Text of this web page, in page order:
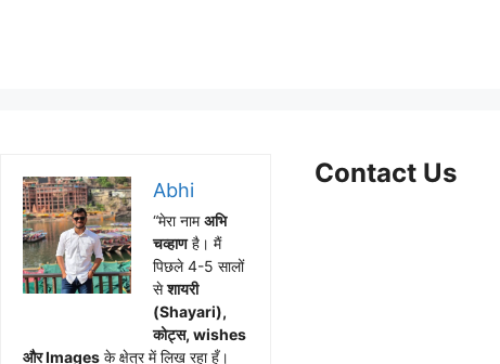
Abhi
“मेरा नामअभि
चव्हाणहै। मैं
पिछले 4-5 सालों
सेशायरी
(Shayari),
कोट्स, wishes
और Images के क्षेत्र में लिख रहा हूँ।
Contact Us